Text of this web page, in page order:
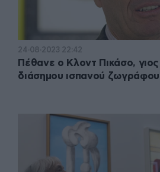
24·08·2023 22:42
Πέθανε ο Κλοντ Πικάσο,
διάσημου ισπανού ζωγράφου